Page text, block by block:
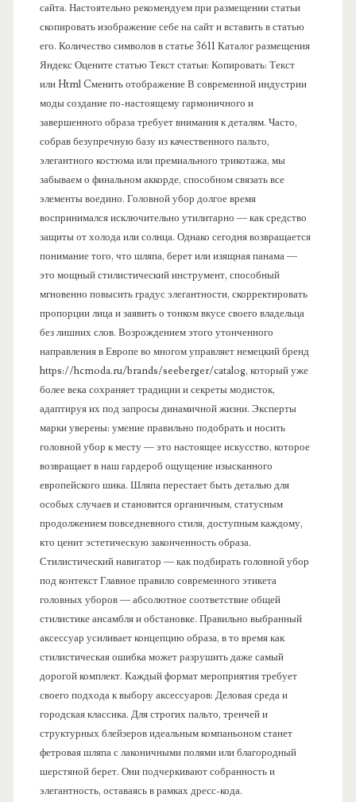
сайта. Настоятельно рекомендуем при размещении статьи
скопировать изображение себе на сайт и вставить в статью
его. Количество символов в статье 3611 Каталог размещения
Яндекс Оцените статью Текст статьи: Копировать: Текст
или Html Cменить отображение В современной индустрии
моды создание по-настоящему гармоничного и
завершенного образа требует внимания к деталям. Часто,
собрав безупречную базу из качественного пальто,
элегантного костюма или премиального трикотажа, мы
забываем о финальном аккорде, способном связать все
элементы воедино. Головной убор долгое время
воспринимался исключительно утилитарно — как средство
защиты от холода или солнца. Однако сегодня возвращается
понимание того, что шляпа, берет или изящная панама —
это мощный стилистический инструмент, способный
мгновенно повысить градус элегантности, скорректировать
пропорции лица и заявить о тонком вкусе своего владельца
без лишних слов. Возрождением этого утонченного
направления в Европе во многом управляет немецкий бренд
https://hcmoda.ru/brands/seeberger/catalog, который уже
более века сохраняет традиции и секреты модисток,
адаптируя их под запросы динамичной жизни. Эксперты
марки уверены: умение правильно подобрать и носить
головной убор к месту — это настоящее искусство, которое
возвращает в наш гардероб ощущение изысканного
европейского шика. Шляпа перестает быть деталью для
особых случаев и становится органичным, статусным
продолжением повседневного стиля, доступным каждому,
кто ценит эстетическую законченность образа.
Стилистический навигатор — как подбирать головной убор
под контекст Главное правило современного этикета
головных уборов — абсолютное соответствие общей
стилистике ансамбля и обстановке. Правильно выбранный
аксессуар усиливает концепцию образа, в то время как
стилистическая ошибка может разрушить даже самый
дорогой комплект. Каждый формат мероприятия требует
своего подхода к выбору аксессуаров: Деловая среда и
городская классика. Для строгих пальто, тренчей и
структурных блейзеров идеальным компаньоном станет
фетровая шляпа с лаконичными полями или благородный
шерстяной берет. Они подчеркивают собранность и
элегантность, оставаясь в рамках дресс-кода.